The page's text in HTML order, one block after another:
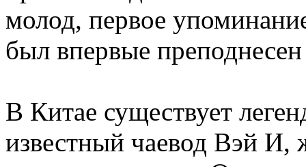
молод, первое
был впервые
В Китае существует
известный чаевод Вэй